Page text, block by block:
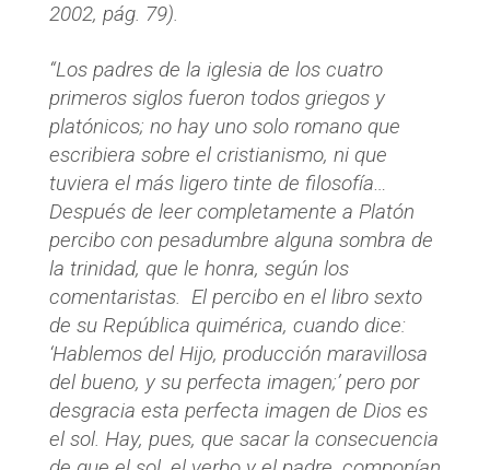
2002, pág. 79).
“Los padres de la iglesia de los cuatro
primeros siglos fueron todos griegos y
platónicos; no hay uno solo romano que
escribiera sobre el cristianismo, ni que
tuviera el más ligero tinte de filosofía…
Después de leer completamente a Platón
percibo con pesadumbre alguna sombra de
la trinidad, que le honra, según los
comentaristas. El percibo en el libro sexto
de su República quimérica, cuando dice:
‘Hablemos del Hijo, producción maravillosa
del bueno, y su perfecta imagen;’ pero por
desgracia esta perfecta imagen de Dios es
el sol. Hay, pues, que sacar la consecuencia